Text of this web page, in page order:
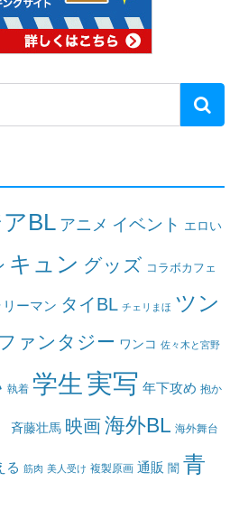
BL アニメ イベント エロい
キュン グッズ コラボカフェ
ーマン タイBL チェリまほ ツン
ファンタジー ワンコ 佐々木と宮野
執着 学生 実写 年下攻め 抱か
斉藤壮馬 映画海外BL 海外舞台
る 筋肉 美人受け 複製原画 通販 闇 青